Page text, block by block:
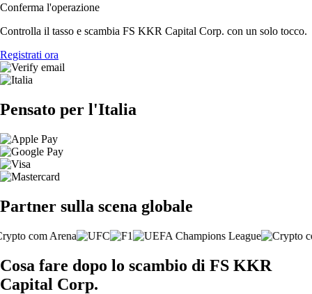
Conferma l'operazione
Controlla il tasso e scambia FS KKR Capital Corp. con un solo tocco.
Registrati ora
Pensato per l'Italia
Partner sulla scena globale
Cosa fare dopo lo scambio di FS KKR
Capital Corp.